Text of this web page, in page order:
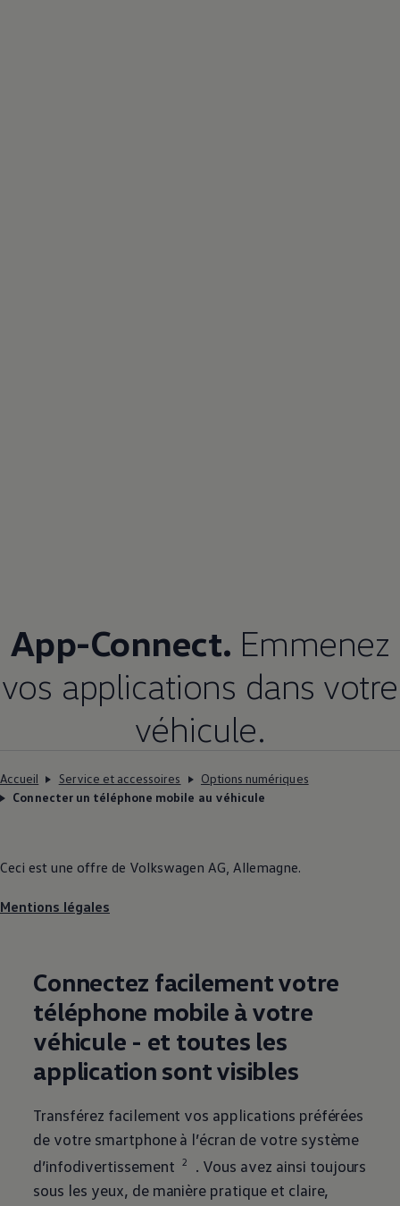
App-Connect. Emmenez
vos applications dans votre
véhicule.
Accueil Service et accessoires
Options numériques
Connecter un téléphone mobile au véhicule
Ceci est une offre de Volkswagen AG, Allemagne.
Mentions légales
Connectez facilement votre
téléphone mobile à votre
véhicule - et toutes les
application sont visibles
Transférez facilement vos applications préférées
de votre smartphone à l’écran de votre système
d’infodivertissement 2
. Vous avez ainsi toujours
sous les yeux, de manière pratique et claire,